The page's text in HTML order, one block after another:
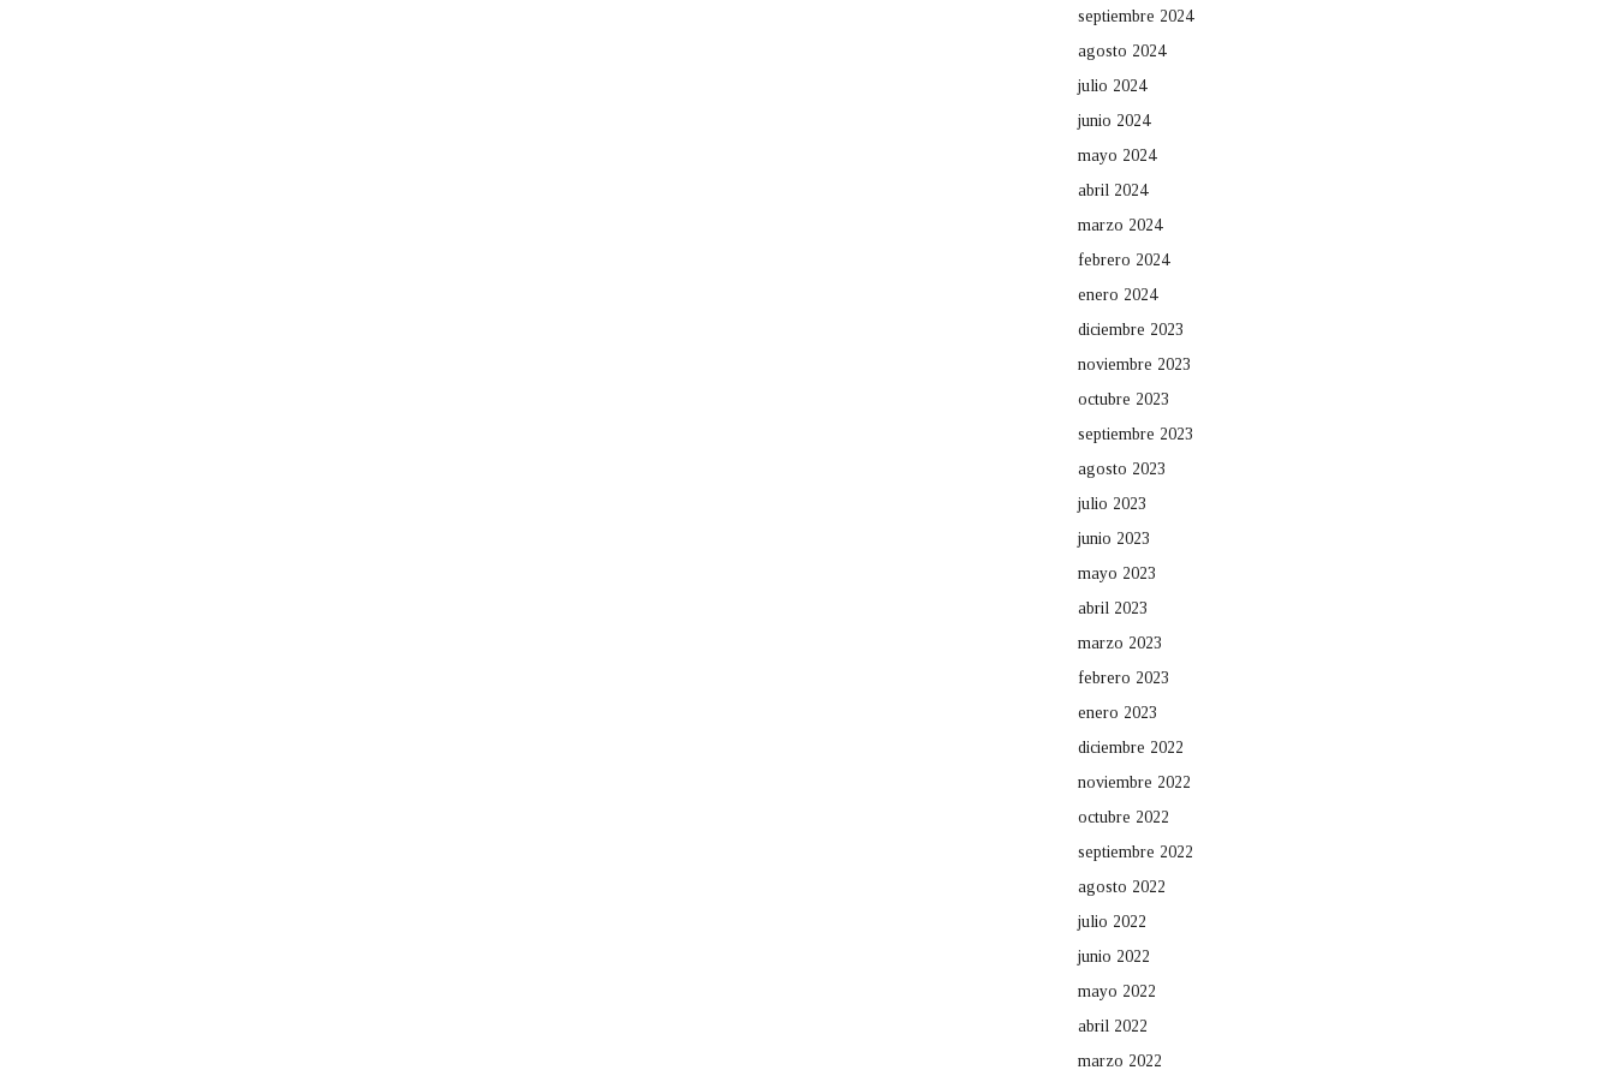
septiembre 2024
agosto 2024
julio 2024
junio 2024
mayo 2024
abril 2024
marzo 2024
febrero 2024
enero 2024
diciembre 2023
noviembre 2023
octubre 2023
septiembre 2023
agosto 2023
julio 2023
junio 2023
mayo 2023
abril 2023
marzo 2023
febrero 2023
enero 2023
diciembre 2022
noviembre 2022
octubre 2022
septiembre 2022
agosto 2022
julio 2022
junio 2022
mayo 2022
abril 2022
marzo 2022